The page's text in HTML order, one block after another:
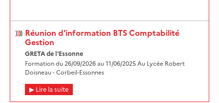
Réunion d'information BTS Comptabilité
Gestion
GRETA de l'Essonne
Formation du 26/09/2026 au 11/06/2025 Au Lycée Robert
Doisneau - Corbeil-Essonnes
Lire la suite